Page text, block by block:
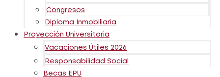
Congresos
Diploma Inmobiliaria
Proyección Universitaria
Vacaciones Útiles 2026
Responsabilidad Social
Becas EPU